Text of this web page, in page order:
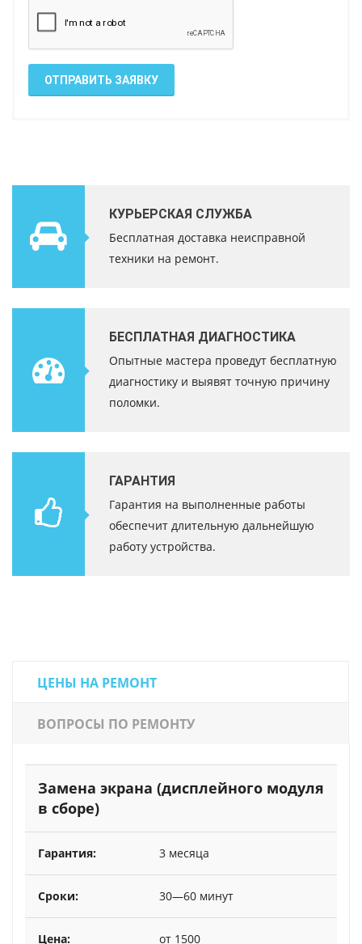
ОТПРАВИТЬ ЗАЯВКУ
КУРЬЕРСКАЯ СЛУЖБА
Бесплатная доставка неисправной
техники на ремонт.
БЕСПЛАТНАЯ ДИАГНОСТИКА
Опытные мастера проведут бесплатную
диагностику и выявят точную причину
поломки.
ГАРАНТИЯ
Гарантия на выполненные работы
обеспечит длительную дальнейшую
работу устройства.
ЦЕНЫ НА РЕМОНТ
ВОПРОСЫ ПО РЕМОНТУ
Замена экрана (дисплейного модуля
в сборе)
3 месяца
30—60 минут
от 1500